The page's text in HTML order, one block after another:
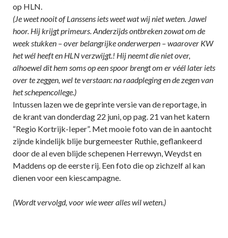
op HLN.
(Je weet nooit of Lanssens iets weet wat wij niet weten. Jawel
hoor. Hij krijgt primeurs. Anderzijds ontbreken zowat om de
week stukken – over belangrijke onderwerpen – waarover KW
het wél heeft en HLN verzwijgt.! Hij neemt die niet over,
alhoewel dit hem soms op een spoor brengt om er véél later iets
over te zeggen, wel te verstaan: na raadpleging en de zegen van
het schepencollege.)
Intussen lazen we de geprinte versie van de reportage, in
de krant van donderdag 22 juni, op pag. 21 van het katern
“Regio Kortrijk-Ieper”. Met mooie foto van de in aantocht
zijnde kindelijk blije burgemeester Ruthie, geflankeerd
door de al even blijde schepenen Herrewyn, Weydst en
Maddens op de eerste rij. Een foto die op zichzelf al kan
dienen voor een kiescampagne.
(Wordt vervolgd, voor wie weer alles wil weten.)